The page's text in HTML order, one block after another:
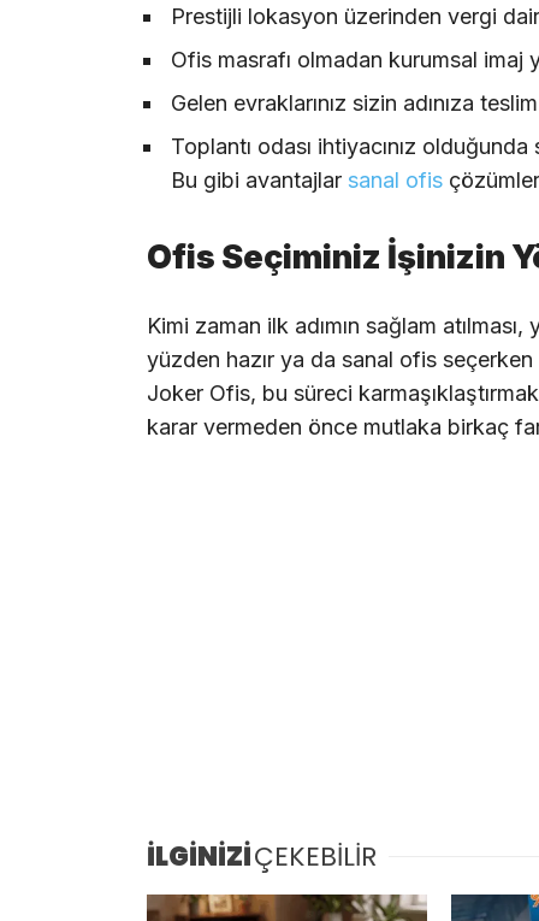
Prestijli lokasyon üzerinden vergi
Ofis masrafı olmadan kurumsal imaj
Gelen evraklarınız sizin adınıza teslim
Toplantı odası ihtiyacınız
Bu gibi avantajlar sanal ofis
Ofis Seçiminiz İşinizin
Kimi zaman ilk adımın sağlam
yüzden hazır ya da sanal ofis
Joker Ofis, bu süreci
karar vermeden önce mutlaka birkaç
İLGİNİZİÇEKEBİLİR